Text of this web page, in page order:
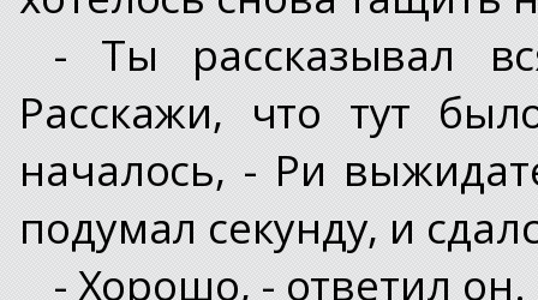
- Ты рассказывал
Расскажи, что тут
началось, - Ри
подумал секунду, и
- Хорошо, - ответил он.